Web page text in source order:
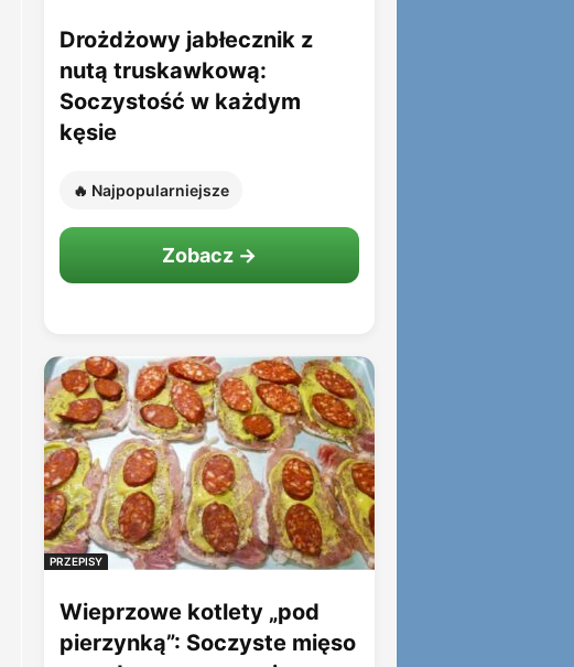
Drożdżowy jabłecznik z
nutą truskawkową:
Soczystość w każdym
kęsie
🔥 Najpopularniejsze
Zobacz →
PRZEPISY
Wieprzowe kotlety „pod
pierzynką”: Soczyste mięso